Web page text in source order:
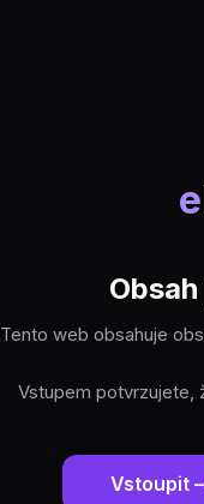
e
Tento web obsahuje
Vstupem potvrzujete,
Vstoupit